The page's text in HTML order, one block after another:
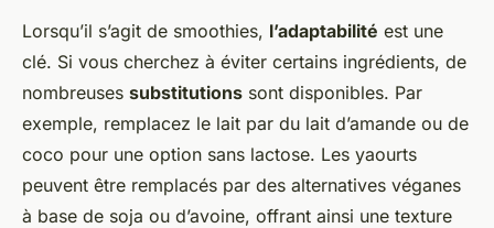
Lorsqu’il s’agit de smoothies, l’adaptabilité est une
clé. Si vous cherchez à éviter certains ingrédients, de
nombreuses substitutions sont disponibles. Par
exemple, remplacez le lait par du lait d’amande ou de
coco pour une option sans lactose. Les yaourts
peuvent être remplacés par des alternatives véganes
à base de soja ou d’avoine, offrant ainsi une texture